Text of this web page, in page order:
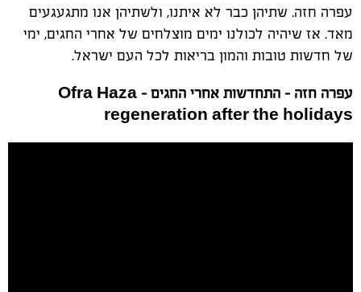
עפרה חזה. שתיהן כבר לא איתנו, ולשתיהן אנו מתגעגעים
מאד. אז שיהיה לכולנו ימים מוצלחים של אחרי החגים, ימי
של חדשות טובות והמון בריאות לכל העם ישראל.
עפרה חזה - התחדשות אחרי החגים Ofra Haza -
regeneration after the holidays